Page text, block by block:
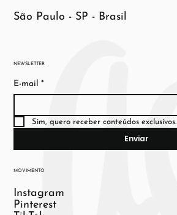
NEWSLETTER
E-mail *
Sim, quero receber conteúdos exclusivos.
Enviar
MOVIMENTO
Instagram
Pinterest
São Paulo - SP - Brasil